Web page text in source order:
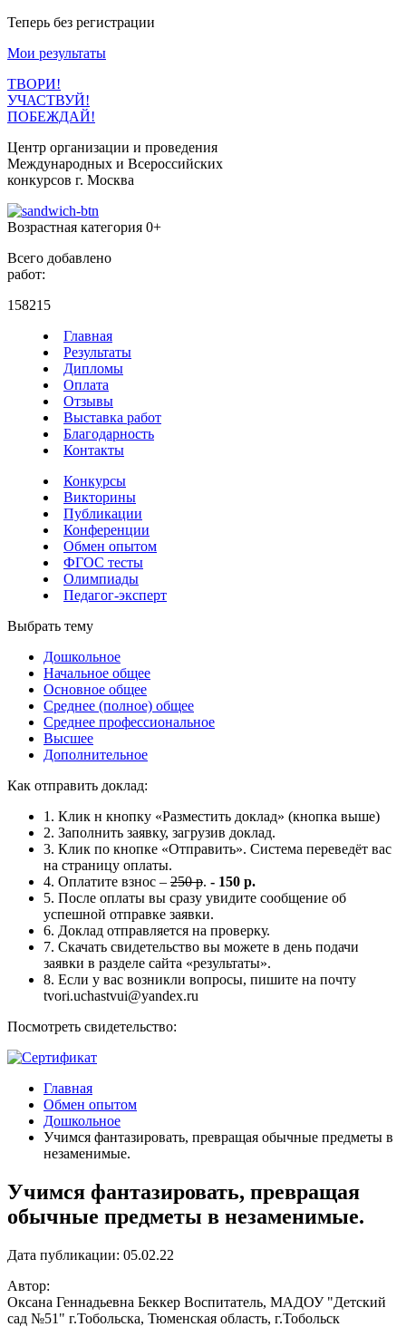
Теперь без регистрации
Мои результаты
ТВОРИ!
УЧАСТВУЙ!
ПОБЕЖДАЙ!
Центр организации и проведения
Международных и Всероссийских
конкурсов г. Москва
Возрастная категория 0+
Всего добавлено
работ:
158215
Главная
Результаты
Дипломы
Оплата
Отзывы
Выставка работ
Благодарность
Контакты
Конкурсы
Викторины
Публикации
Конференции
Обмен опытом
ФГОС тесты
Олимпиады
Педагог-эксперт
Выбрать тему
Дошкольное
Начальное общее
Основное общее
Среднее (полное) общее
Среднее профессиональное
Высшее
Дополнительное
Как отправить доклад:
1. Клик н кнопку «Разместить доклад» (кнопка выше)
2. Заполнить заявку, загрузив доклад.
3. Клик по кнопке «Отправить». Система переведёт вас
на страницу оплаты.
4. Оплатите взнос – 250 р. - 150 р.
5. После оплаты вы сразу увидите сообщение об
успешной отправке заявки.
6. Доклад отправляется на проверку.
7. Скачать свидетельство вы можете в день подачи
заявки в разделе сайта «результаты».
8. Если у вас возникли вопросы, пишите на почту
tvori.uchastvui@yandex.ru
Посмотреть свидетельство:
Главная
Обмен опытом
Дошкольное
Учимся фантазировать, превращая обычные предметы в
незаменимые.
Учимся фантазировать, превращая
обычные предметы в незаменимые.
Дата публикации: 05.02.22
Автор:
Оксана Геннадьевна Беккер Воспитатель, МАДОУ "Детский
сад №51" г.Тобольска, Тюменская область, г.Тобольск